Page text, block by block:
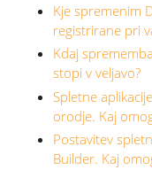
Kje spremenim
registrirane pri
Kdaj
stopi v veljavo?
Spletne
orodje. Kaj
Postavitev
Builder. Kaj